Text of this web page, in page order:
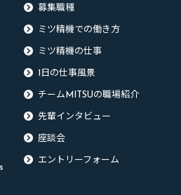
募集職種
ミツ精機での働き方
ミツ精機の仕事
1日の仕事風景
チームMITSUの職場紹介
先輩インタビュー
座談会
エントリーフォーム